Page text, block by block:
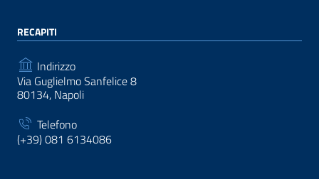
RECAPITI
Indirizzo
Via Guglielmo Sanfelice 8
80134, Napoli
Telefono
(+39) 081 6134086